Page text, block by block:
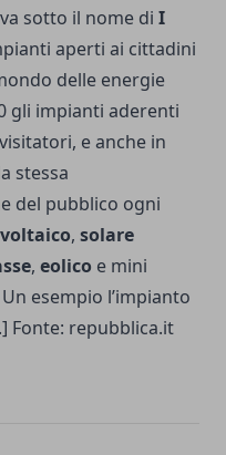
sotto il nome di I
aperti ai cittadini
delle energie
gli impianti aderenti
e anche in
stessa
del pubblico ogni
, solare
, eolico e mini
Un esempio l’impianto
Fonte: repubblica.it